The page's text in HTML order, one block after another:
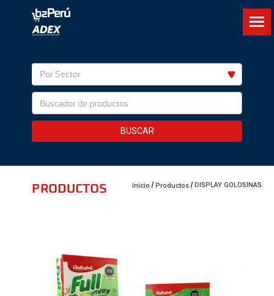
Por Sector
BUSCAR
Inicio Productos DISPLAY GOLOSINAS
PRODUCTOS